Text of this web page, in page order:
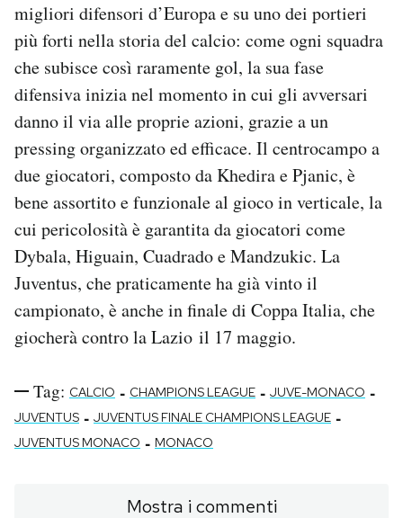
migliori difensori d’Europa e su uno dei portieri
più forti nella storia del calcio: come ogni squadra
che subisce così raramente gol, la sua fase
difensiva inizia nel momento in cui gli avversari
danno il via alle proprie azioni, grazie a un
pressing organizzato ed efficace. Il centrocampo a
due giocatori, composto da Khedira e Pjanic, è
bene assortito e funzionale al gioco in verticale, la
cui pericolosità è garantita da giocatori come
Dybala, Higuain, Cuadrado e Mandzukic. La
Juventus, che praticamente ha già vinto il
campionato, è anche in finale di Coppa Italia, che
giocherà contro la Lazio il 17 maggio.
Tag: CALCIO - CHAMPIONS LEAGUE - JUVE-MONACO -
JUVENTUS - JUVENTUS FINALE CHAMPIONS LEAGUE -
JUVENTUS MONACO - MONACO
Mostra i commenti